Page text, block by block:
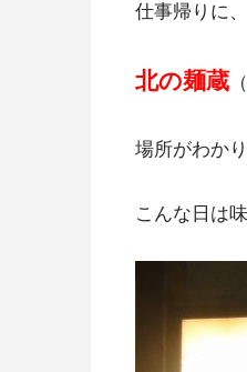
仕事帰りに
北の麺蔵
場所がわか
こんな日は